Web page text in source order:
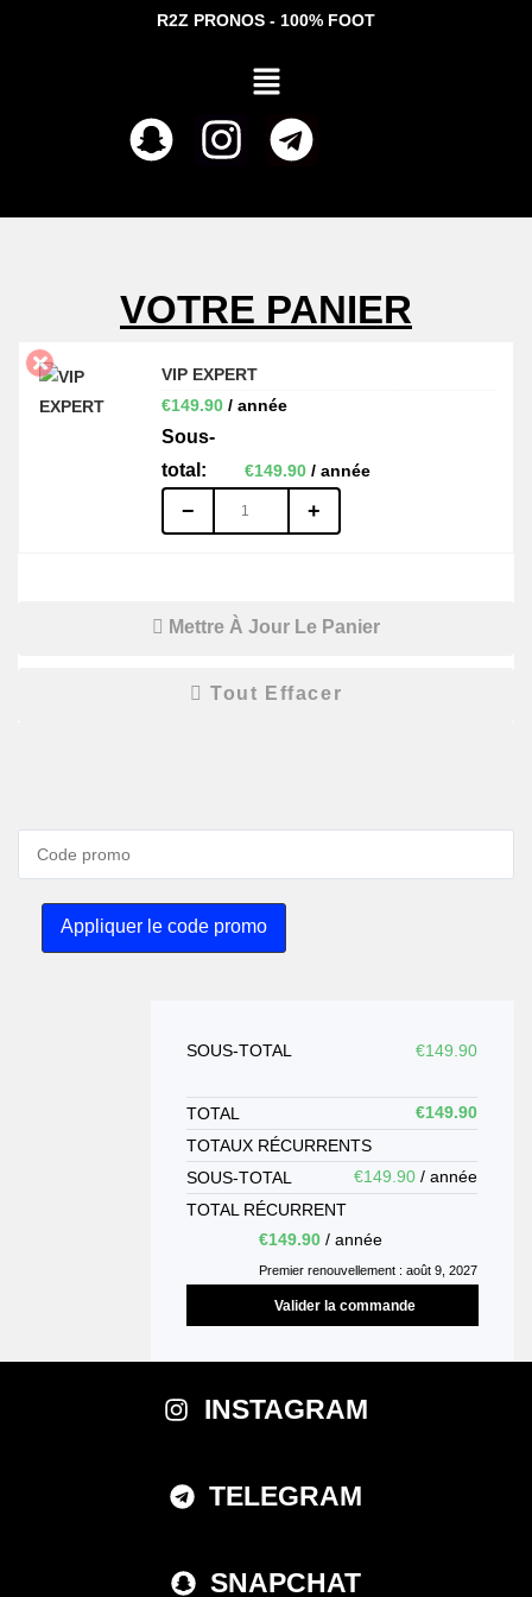
R2Z PRONOS - 100% FOOT
VOTRE PANIER
VIP EXPERT
€149.90 / année
− +
€149.90 / année
Mettre À Jour Le Panier
Tout Effacer
Appliquer le code promo
SOUS-TOTAL €149.90
TOTAL €149.90
TOTAUX RÉCURRENTS
SOUS-TOTAL
€149.90 / année
TOTAL RÉCURRENT
€149.90 / année
Premier renouvellement : août 9, 2027
Valider la commande
INSTAGRAM
TELEGRAM
SNAPCHAT